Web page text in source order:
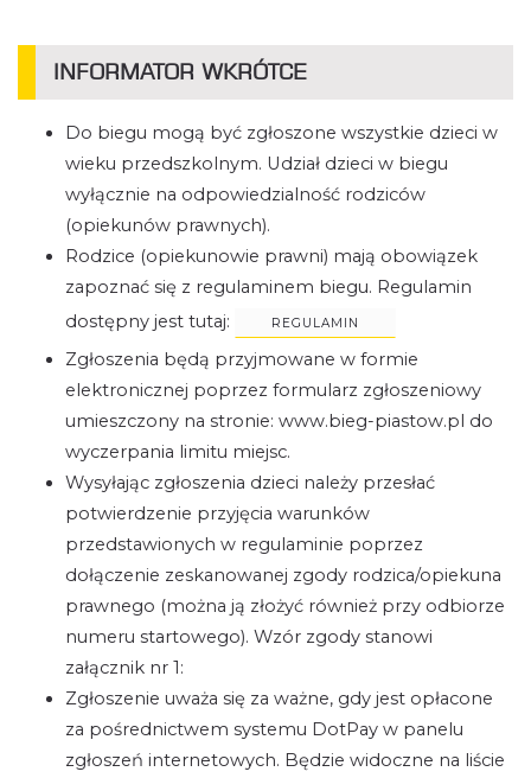
INFORMATOR WKRÓTCE
Do biegu mogą być zgłoszone wszystkie dzieci w
wieku przedszkolnym. Udział dzieci w biegu
wyłącznie na odpowiedzialność rodziców
(opiekunów prawnych).
Rodzice (opiekunowie prawni) mają obowiązek
zapoznać się z regulaminem biegu. Regulamin
dostępny jest tutaj:
REGULAMIN
Zgłoszenia będą przyjmowane w formie
elektronicznej poprzez formularz zgłoszeniowy
umieszczony na stronie: www.bieg-piastow.pl do
wyczerpania limitu miejsc.
Wysyłając zgłoszenia dzieci należy przesłać
potwierdzenie przyjęcia warunków
przedstawionych w regulaminie poprzez
dołączenie zeskanowanej zgody rodzica/opiekuna
prawnego (można ją złożyć również przy odbiorze
numeru startowego). Wzór zgody stanowi
załącznik nr 1:
Zgłoszenie uważa się za ważne, gdy jest opłacone
za pośrednictwem systemu DotPay w panelu
zgłoszeń internetowych. Będzie widoczne na liście